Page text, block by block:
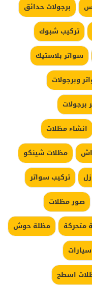
برجولات حدائق
تركيب شبوك
سواتر بلاستيك
وبرجولات
برجولات
انشاء مظلات
مظلات شينكو
تركيب سواتر
صور مظلات
متحركة
مظلة حوش
اسطح